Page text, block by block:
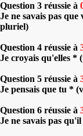
Question 3 réussie à
Je ne savais pas
pluriel)
Question 4 réussie à
Je croyais qu'elles *
Question 5 réussie à
Je pensais que tu *
Question 6 réussie à
Je ne savais pas